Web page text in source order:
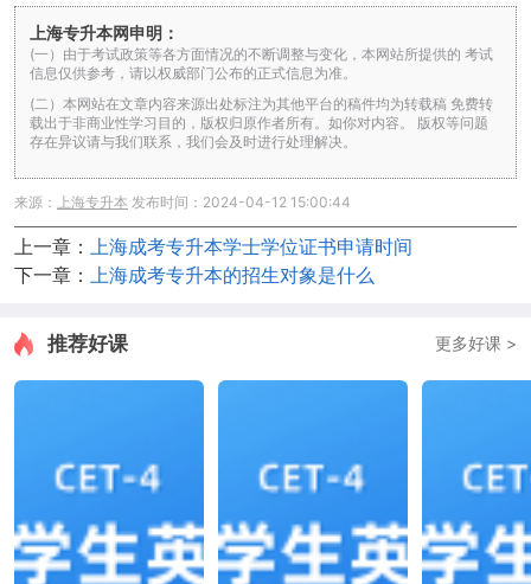
上海专升本网申明：
(一）由于考试政策等各方面情况的不断调整与变化，本网站所提供的 考试
信息仅供参考，请以权威部门公布的正式信息为准。
(二）本网站在文章内容来源出处标注为其他平台的稿件均为转载稿 免费转
载出于非商业性学习目的，版权归原作者所有。如你对内容。 版权等问题
存在异议请与我们联系，我们会及时进行处理解决。
来源： 上海专升本 发布时间：2024-04-12 15:00:44
上一章： 上海成考专升本学士学位证书申请时间
下一章： 上海成考专升本的招生对象是什么
推荐好课 更多好课 >